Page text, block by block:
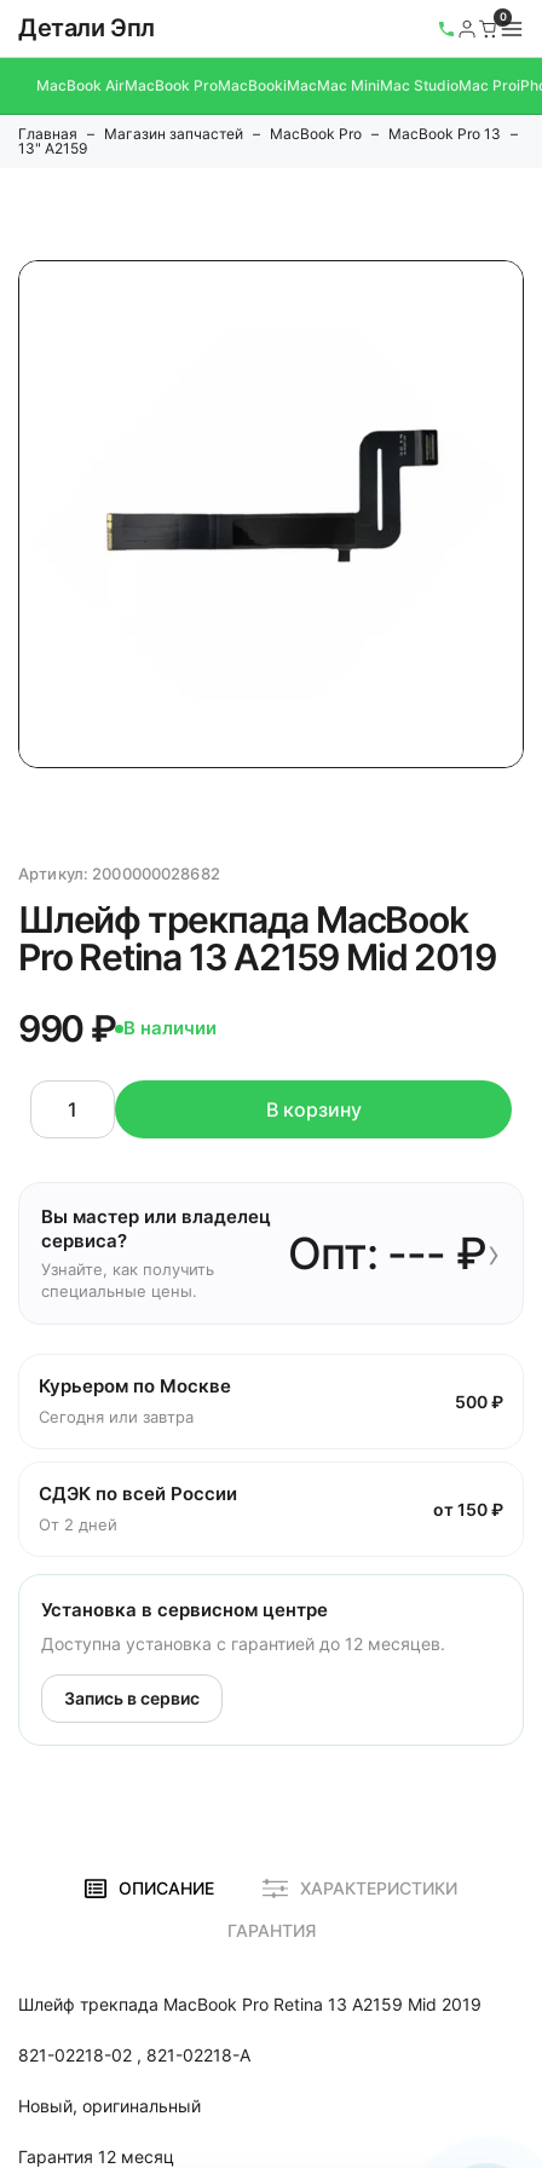
Детали Эпл 0
MacBook AirMacBook ProMacBookiMacMac MiniMac StudioMac Pro
Главная Магазин запчастей MacBook Pro
MacBook Pro 13
13" A2159
Артикул: 2000000028682
Шлейф трекпада MacBook
Pro Retina 13 A2159 Mid 2019
990 ₽ В наличии
В корзину
Вы мастер или владелец
сервиса?
Узнайте, как получить
специальные цены.
Опт: --- ₽›
Курьером по Москве
Сегодня или завтра
500 ₽
СДЭК по всей России
От 2 дней
от 150 ₽
Установка в сервисном центре
Доступна установка с гарантией до 12 месяцев.
Запись в сервис
ОПИСАНИЕ ХАРАКТЕРИСТИКИ
ГАРАНТИЯ
Шлейф трекпада MacBook Pro Retina 13 A2159 Mid 2019
821-02218-02 , 821-02218-A
Новый, оригинальный
Гарантия 12 месяц